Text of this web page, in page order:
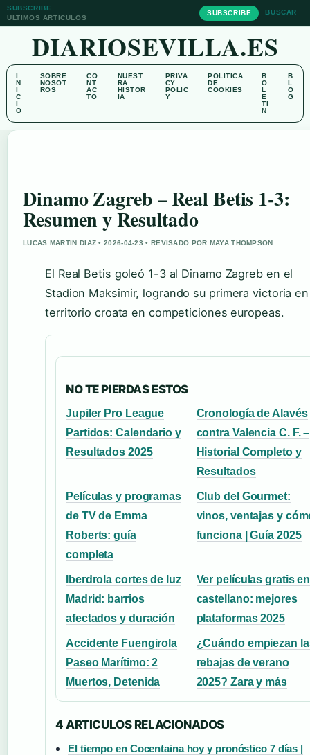
SUBSCRIBE
ULTIMOS ARTICULOS
SUBSCRIBE BUSCAR
DIARIOSEVILLA.ES
I
N
I
C
I
O
SOBRE
NOSOT
ROS
CO
NT
AC
TO
NUEST
RA
HISTOR
IA
PRIVA
CY
POLIC
Y
POLITICA
DE
COOKIES
B
O
L
E
TI
N
B
L
O
G
Dinamo Zagreb – Real Betis 1-3:
Resumen y Resultado
LUCAS MARTIN DIAZ • 2026-04-23 • REVISADO POR MAYA THOMPSON
El Real Betis goleó 1-3 al Dinamo Zagreb en el
Stadion Maksimir, logrando su primera victoria en
territorio croata en competiciones europeas.
NO TE PIERDAS ESTOS
Jupiler Pro League
Partidos: Calendario y
Resultados 2025
Cronología de Alavés
contra Valencia C. F. –
Historial Completo y
Resultados
Películas y programas
de TV de Emma
Roberts: guía
completa
Club del Gourmet:
vinos, ventajas y
funciona | Guía 2025
Iberdrola cortes de luz
Madrid: barrios
afectados y duración
Ver películas gratis en
castellano: mejores
plataformas 2025
Accidente Fuengirola
Paseo Marítimo: 2
Muertos, Detenida
¿Cuándo empiezan
rebajas de verano
2025? Zara y más
4 ARTICULOS RELACIONADOS
El tiempo en Cocentaina hoy y pronóstico 7 días |